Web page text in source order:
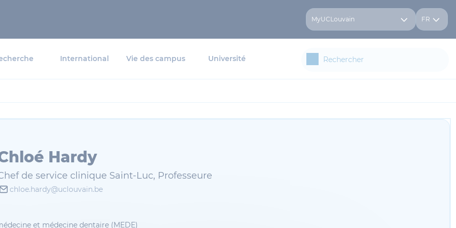
MyUCLouvain FR
International Vie des campus Université
Hardy
de service clinique Saint-Luc, Professeure
chloe.hardy@uclouvain.be
et médecine dentaire (MEDE)